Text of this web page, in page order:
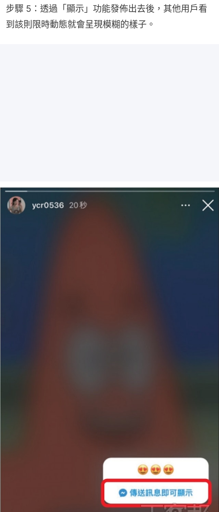
步驟 5：透過「顯示」功能發佈出去後，其他用戶看
到該則限時動態就會呈現模糊的樣子。